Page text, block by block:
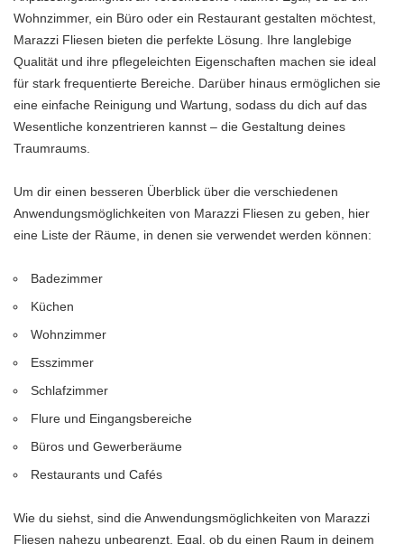
Wohnzimmer, ein Büro oder ein Restaurant gestalten möchtest,
Marazzi Fliesen bieten die perfekte Lösung. Ihre langlebige
Qualität und ihre pflegeleichten Eigenschaften machen sie ideal
für stark frequentierte Bereiche. Darüber hinaus ermöglichen sie
eine einfache Reinigung und Wartung, sodass du dich auf das
Wesentliche konzentrieren kannst – die Gestaltung deines
Traumraums.
Um dir einen besseren Überblick über die verschiedenen
Anwendungsmöglichkeiten von Marazzi Fliesen zu geben, hier
eine Liste der Räume, in denen sie verwendet werden können:
Badezimmer
Küchen
Wohnzimmer
Esszimmer
Schlafzimmer
Flure und Eingangsbereiche
Büros und Gewerberäume
Restaurants und Cafés
Wie du siehst, sind die Anwendungsmöglichkeiten von Marazzi
Fliesen nahezu unbegrenzt. Egal, ob du einen Raum in deinem